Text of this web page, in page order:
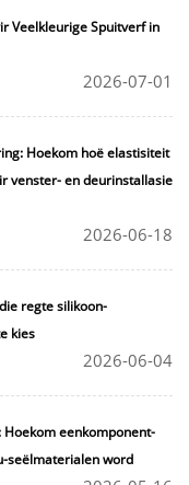
Veelkleurige Spuitverf in
2026-07-01
Hoekom hoë elastisiteit
venster- en deurinstallasie
2026-06-18
regte silikoon-
kies
2026-06-04
eenkomponent-
seëlmaterialen word